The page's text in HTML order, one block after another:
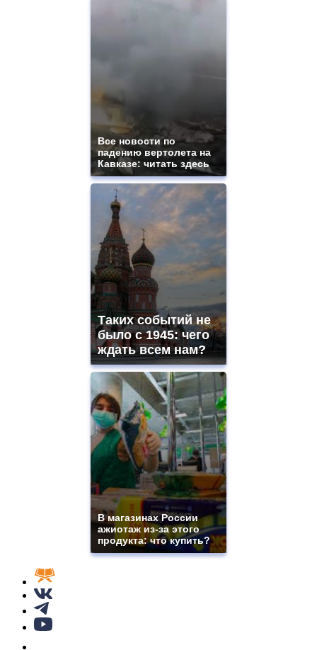
Все новости по
падению вертолета на
Кавказе: читать здесь
Таких событий не
было с 1945: чего
ждать всем нам?
В магазинах России
ажиотаж из-за этого
продукта: что купить?